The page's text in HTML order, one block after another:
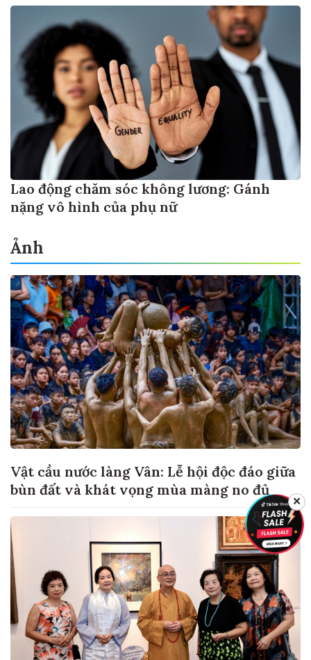
Lao động chăm sóc không lương: Gánh
nặng vô hình của phụ nữ
Ảnh
Vật cầu nước làng Vân: Lễ hội độc đáo giữa
bùn đất và khát vọng mùa màng no đủ
✕